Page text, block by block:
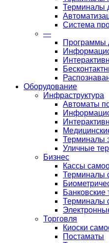
Терминалы
Система
—
Программы
Оборудование
Инфраструктура
Автоматы
Терминалы
Уличные
Бизнес
Кассы
Терминалы
Терминалы
Торговля
Киоски
Постаматы